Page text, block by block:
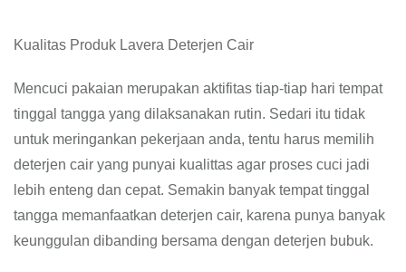
Kualitas Produk Lavera Deterjen Cair
Mencuci pakaian merupakan aktifitas tiap-tiap hari tempat
tinggal tangga yang dilaksanakan rutin. Sedari itu tidak
untuk meringankan pekerjaan anda, tentu harus memilih
deterjen cair yang punyai kualittas agar proses cuci jadi
lebih enteng dan cepat. Semakin banyak tempat tinggal
tangga memanfaatkan deterjen cair, karena punya banyak
keunggulan dibanding bersama dengan deterjen bubuk.